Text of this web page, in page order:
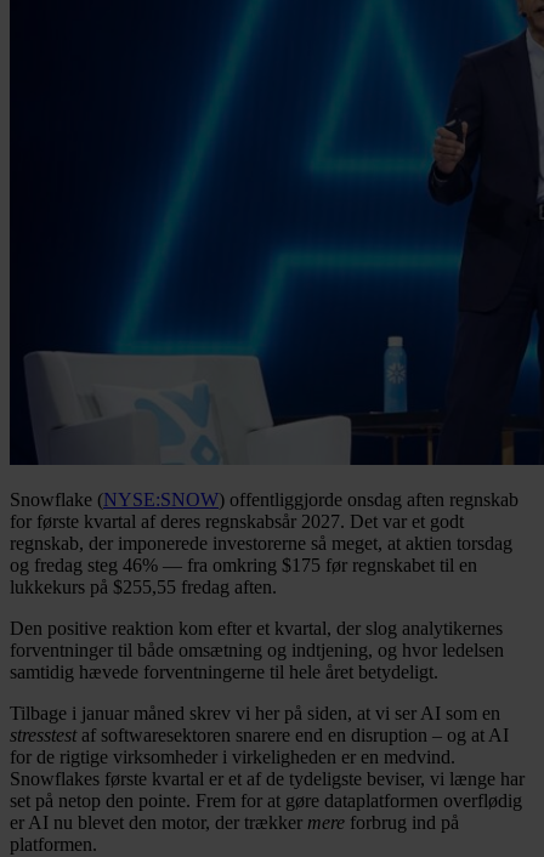
Snowflake (NYSE:SNOW) offentliggjorde onsdag aften regnskab
for første kvartal af deres regnskabsår 2027. Det var et godt
regnskab, der imponerede investorerne så meget, at aktien torsdag
og fredag steg 46% — fra omkring $175 før regnskabet til en
lukkekurs på $255,55 fredag aften.
Den positive reaktion kom efter et kvartal, der slog analytikernes
forventninger til både omsætning og indtjening, og hvor ledelsen
samtidig hævede forventningerne til hele året betydeligt.
Tilbage i januar måned skrev vi her på siden, at vi ser AI som en
stresstestaf softwaresektoren snarere end en disruption – og at AI
for de rigtige virksomheder i virkeligheden er en medvind.
Snowflakes første kvartal er et af de tydeligste beviser, vi længe har
set på netop den pointe. Frem for at gøre dataplatformen overflødig
er AI nu blevet den motor, der trækker mere forbrug ind på
platformen.